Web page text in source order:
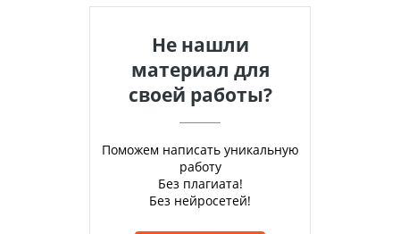
Не нашли
материал для
своей работы?
Поможем написать уникальную
работу
Без плагиата!
Без нейросетей!